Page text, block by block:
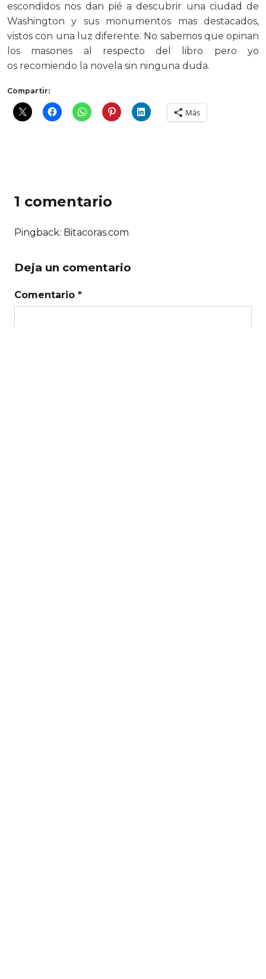
escondidos nos dan pié a descubrir una ciudad de
Washington y sus monumentos mas destacados,
vistos con una luz diferente. No sabemos que opinan
los masones al respecto del libro pero yo
os recomiendo la novela sin ninguna duda.
Compartir:
Más
1 comentario
Pingback: Bitacoras.com
Deja un comentario
Comentario *